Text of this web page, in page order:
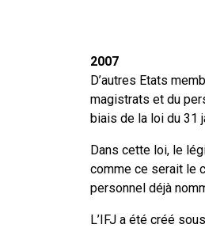
2007
D’autres Etats
magistrats et du
biais de la loi du 31
Dans cette loi, le
comme ce serait le
personnel déjà
L’IFJ a été créé